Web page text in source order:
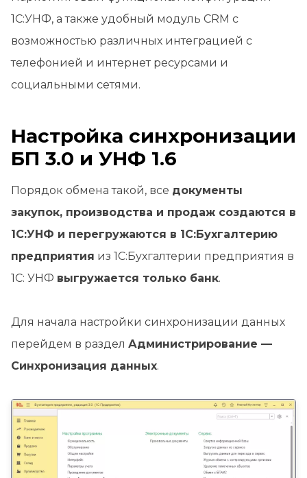
1С:УНФ, а также удобный модуль CRM с
возможностью различных интеграцией с
телефонией и интернет ресурсами и
социальными сетями.
Настройка синхронизации
БП 3.0 и УНФ 1.6
Порядок обмена такой, все документы
закупок, производства и продаж создаются в
1С:УНФ и перегружаются в 1С:Бухгалтерию
предприятия из 1С:Бухгалтерии предприятия в
1С: УНФ выгружается только банк.
Для начала настройки синхронизации данных
перейдем в раздел Администрирование —
Синхронизация данных.